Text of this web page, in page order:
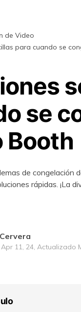
de Video
para cuando se
se
Booth
de congelación
rápidas. ¡La
11, 24, Actualizado